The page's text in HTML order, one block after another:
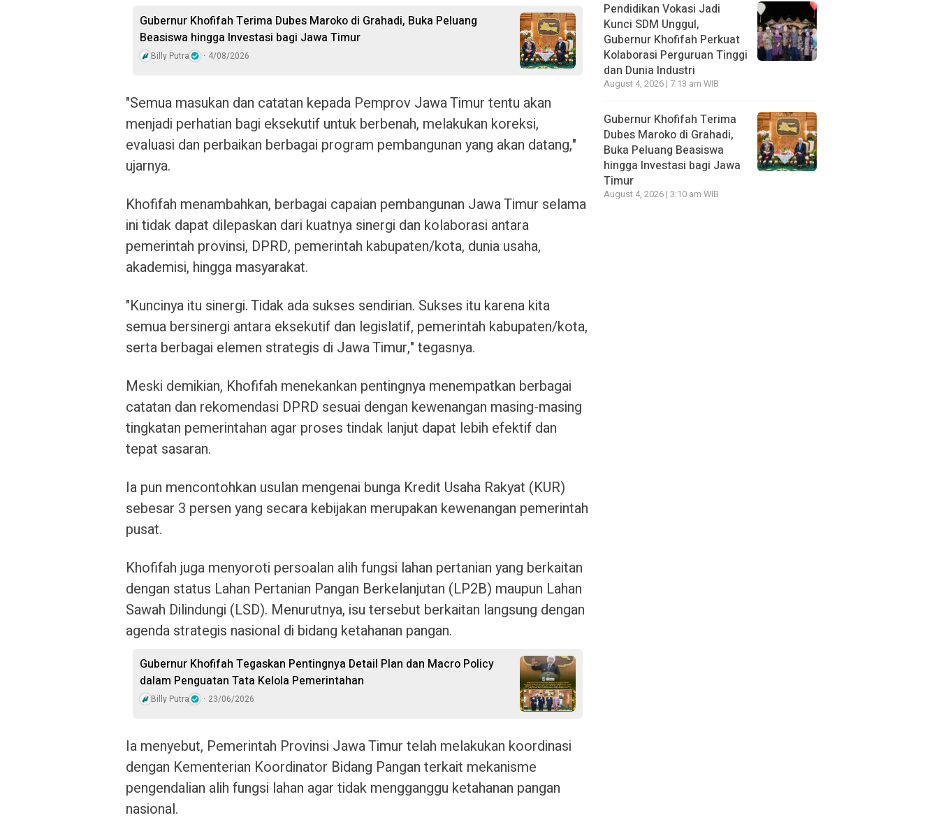
Gubernur Khofifah Terima Dubes Maroko di Grahadi, Buka Peluang
Beasiswa hingga Investasi bagi Jawa Timur
Billy Putra 4/08/2026
"Semua masukan dan catatan kepada Pemprov Jawa Timur tentu akan
menjadi perhatian bagi eksekutif untuk berbenah, melakukan koreksi,
evaluasi dan perbaikan berbagai program pembangunan yang akan datang,"
ujarnya.
Khofifah menambahkan, berbagai capaian pembangunan Jawa Timur selama
ini tidak dapat dilepaskan dari kuatnya sinergi dan kolaborasi antara
pemerintah provinsi, DPRD, pemerintah kabupaten/kota, dunia usaha,
akademisi, hingga masyarakat.
"Kuncinya itu sinergi. Tidak ada sukses sendirian. Sukses itu karena kita
semua bersinergi antara eksekutif dan legislatif, pemerintah kabupaten/kota,
serta berbagai elemen strategis di Jawa Timur," tegasnya.
Meski demikian, Khofifah menekankan pentingnya menempatkan berbagai
catatan dan rekomendasi DPRD sesuai dengan kewenangan masing-masing
tingkatan pemerintahan agar proses tindak lanjut dapat lebih efektif dan
tepat sasaran.
Ia pun mencontohkan usulan mengenai bunga Kredit Usaha Rakyat (KUR)
sebesar 3 persen yang secara kebijakan merupakan kewenangan pemerintah
pusat.
Khofifah juga menyoroti persoalan alih fungsi lahan pertanian yang berkaitan
dengan status Lahan Pertanian Pangan Berkelanjutan (LP2B) maupun Lahan
Sawah Dilindungi (LSD). Menurutnya, isu tersebut berkaitan langsung dengan
agenda strategis nasional di bidang ketahanan pangan.
Gubernur Khofifah Tegaskan Pentingnya Detail Plan dan Macro Policy
dalam Penguatan Tata Kelola Pemerintahan
Billy Putra 23/06/2026
Ia menyebut, Pemerintah Provinsi Jawa Timur telah melakukan koordinasi
dengan Kementerian Koordinator Bidang Pangan terkait mekanisme
pengendalian alih fungsi lahan agar tidak mengganggu ketahanan pangan
nasional.
Pendidikan Vokasi Jadi
Kunci SDM Unggul,
Gubernur Khofifah Perkuat
Kolaborasi Perguruan Tinggi
dan Dunia Industri
August 4, 2026 | 7:13 am WIB
Gubernur Khofifah Terima
Dubes Maroko di Grahadi,
Buka Peluang Beasiswa
hingga Investasi bagi Jawa
Timur
August 4, 2026 | 3:10 am WIB